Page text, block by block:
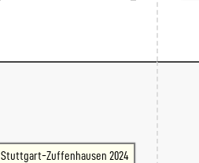
Stuttgart-Zuffenhausen 2024